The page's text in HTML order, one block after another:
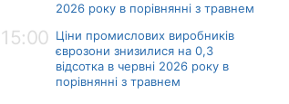
2026 року в порівнянні з травнем
15:00 Ціни промислових виробників
єврозони знизилися на 0,3
відсотка в червні 2026 року в
порівнянні з травнем